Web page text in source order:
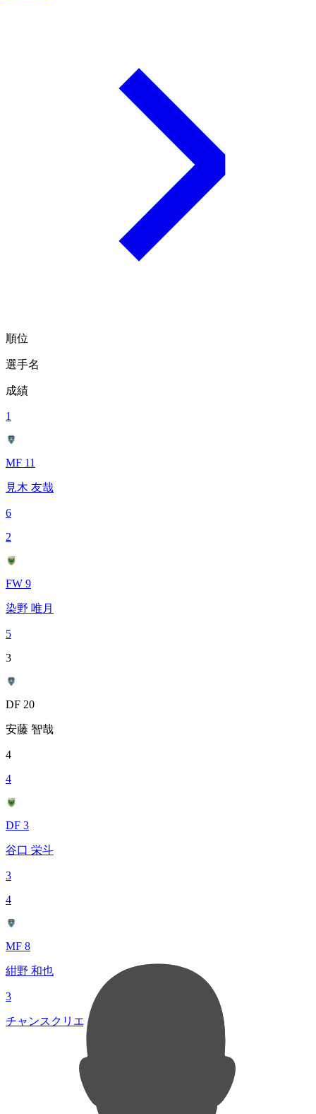
順位
選手名
成績
1
MF 11
見木 友哉
6
2
FW 9
染野 唯月
5
3
DF 20
安藤 智哉
4
4
DF 3
谷口 栄斗
3
4
MF 8
紺野 和也
3
チャンスクリエイト総数